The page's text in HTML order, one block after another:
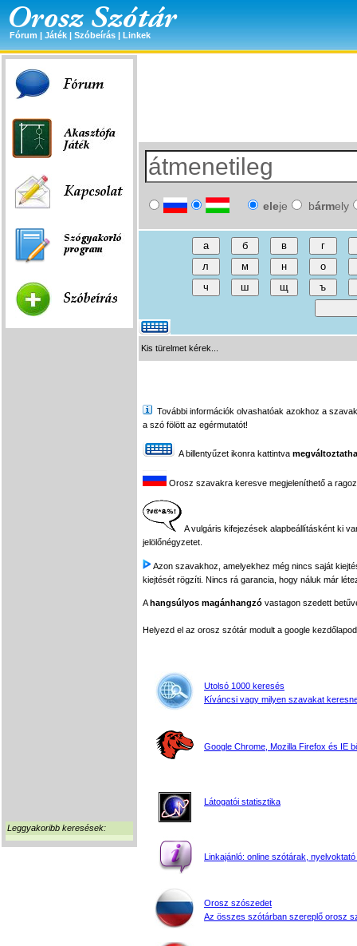
Fórum | Játék | Szóbeírás | Linkek
Leggyakoribb keresések:
eleje bármely
Kis türelmet kérek...
További információk olvashatóak azokhoz a
a szó fölött az egérmutatót!
A billentyűzet ikonra kattintva
Orosz szavakra keresve megjeleníthető a
A vulgáris kifejezések alapbeállításként ki
jelölőnégyzetet.
Azon szavakhoz, amelyekhez még nincs saját
kiejtését rögzíti. Nincs rá garancia, hogy náluk már
Ahangsúlyos magánhangzó vastagon szedett
Helyezd el az orosz szótár modult a google
Utolsó 1000 keresés
Kíváncsi vagy milyen szavakat
Google Chrome, Mozilla Firefox és IE
Látogatói statisztika
Linkajánló: online szótárak, nyelvoktató
Orosz szószedet
Az összes szótárban szereplő orosz